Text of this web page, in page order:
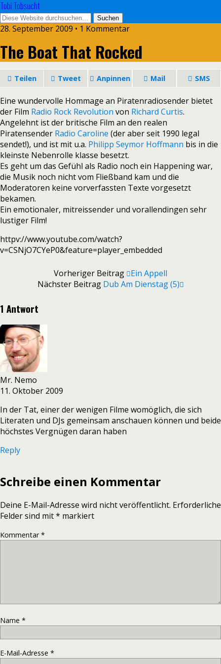
Tobi Tobsucht
28. September 2009 • 1 Kommentar
The Boat That Rocked
Teilen Tweet Anpinnen Mail SMS
Eine wundervolle Hommage an Piratenradiosender bietet
der Film Radio Rock Revolution von Richard Curtis.
Angelehnt ist der britische Film an den realen
Piratensender Radio Caroline (der aber seit 1990 legal
sendet!), und ist mit u.a. Philipp Seymor Hoffmann bis in die
kleinste Nebenrolle klasse besetzt.
Es geht um das Gefühl als Radio noch ein Happening war,
die Musik noch nicht vom Fließband kam und die
Moderatoren keine vorverfassten Texte vorgesetzt
bekamen.
Ein emotionaler, mitreissender und vorallendingen sehr
lustiger Film!
httpv://www.youtube.com/watch?
v=CSNjO7CYeP0&feature=player_embedded
Vorheriger Beitrag
Ein Appell
Nächster Beitrag Dub Am Dienstag (5)
1 Antwort
Mr. Nemo
11. Oktober 2009
In der Tat, einer der wenigen Filme womöglich, die sich
Literaten und DJs gemeinsam anschauen können und beide
höchstes Vergnügen daran haben
Reply
Schreibe einen Kommentar
Deine E-Mail-Adresse wird nicht veröffentlicht. Erforderliche
Felder sind mit* markiert
Kommentar*
Name *
E-Mail-Adresse *